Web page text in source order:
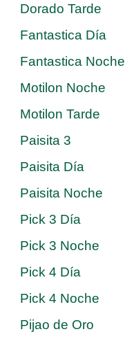
Dorado Tarde
Fantastica Día
Fantastica Noche
Motilon Noche
Motilon Tarde
Paisita 3
Paisita Día
Paisita Noche
Pick 3 Día
Pick 3 Noche
Pick 4 Día
Pick 4 Noche
Pijao de Oro